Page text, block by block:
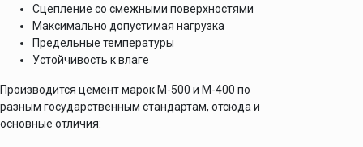
Сцепление со смежными поверхностями
Максимально допустимая нагрузка
Предельные температуры
Устойчивость к влаге
Производится цемент марок М-500 и М-400 по
разным государственным стандартам, отсюда и
основные отличия: